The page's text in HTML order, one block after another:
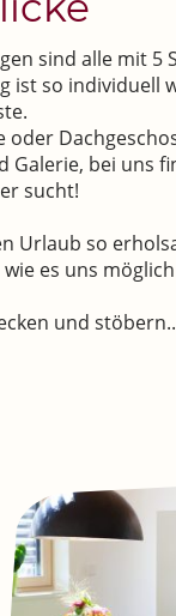
sind alle mit 5
ist so individuell
oder
Galerie, bei uns
sucht!
Urlaub so
es uns
und